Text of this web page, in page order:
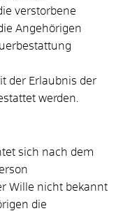
verstorbene
Angehörigen
der Erlaubnis der
werden.
sich nach dem
Wille nicht bekannt
die